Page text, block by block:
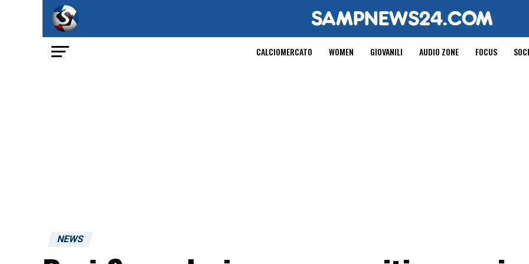
CALCIOMERCATO WOMEN GIOVANILI AUDIO ZONE FOCUS
NEWS